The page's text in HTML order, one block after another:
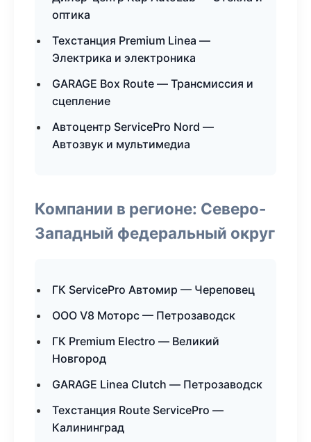
оптика
Техстанция Premium Linea —
Электрика и электроника
GARAGE Box Route — Трансмиссия и
сцепление
Автоцентр ServicePro Nord —
Автозвук и мультимедиа
Компании в регионе: Северо-
Западный федеральный округ
ГК ServicePro Автомир — Череповец
ООО V8 Моторс — Петрозаводск
ГК Premium Electro — Великий
Новгород
GARAGE Linea Clutch — Петрозаводск
Техстанция Route ServicePro —
Калининград